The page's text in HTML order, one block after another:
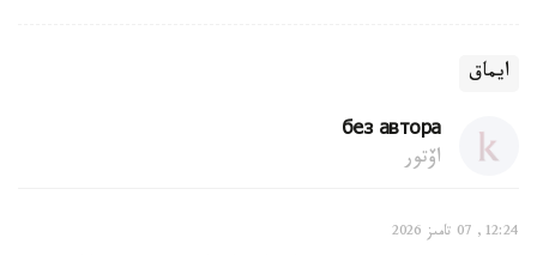
ايماق
без автора
اۆتور
12:24, 07 تامىز 2026